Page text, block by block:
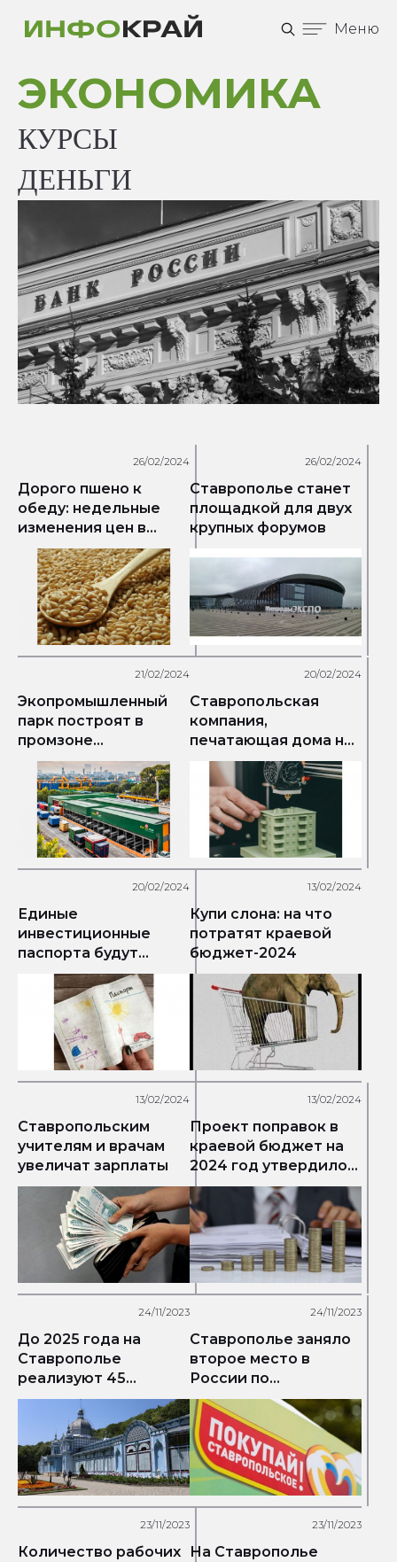
Меню
ЭКОНОМИКА
КУРСЫ
ДЕНЬГИ
26/02/2024
Дорого пшено к
обеду: недельные
изменения цен в
розничной сети края
26/02/2024
Ставрополье станет
площадкой для двух
крупных форумов
21/02/2024
Экопромышленный
парк построят в
промзоне
Невинномысска
20/02/2024
Ставропольская
компания,
печатающая дома на
3d-принтерах,
планирует в четыре
раза увеличить
объем производства
20/02/2024
Единые
инвестиционные
паспорта будут
разработаны для
округов Ставрополья
13/02/2024
Купи слона: на что
потратят краевой
бюджет-2024
13/02/2024
Ставропольским
учителям и врачам
увеличат зарплаты
13/02/2024
Проект поправок в
краевой бюджет на
2024 год утвердило
правительство
Ставрополья
24/11/2023
До 2025 года на
Ставрополье
реализуют 45
проектов
24/11/2023
Ставрополье заняло
второе место в
России по
количеству
региональных
брендов
23/11/2023
Количество рабочих
23/11/2023
На Ставрополье